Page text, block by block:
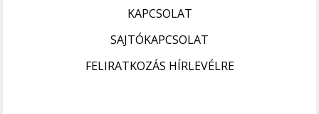
KAPCSOLAT
SAJTÓKAPCSOLAT
FELIRATKOZÁS HÍRLEVÉLRE